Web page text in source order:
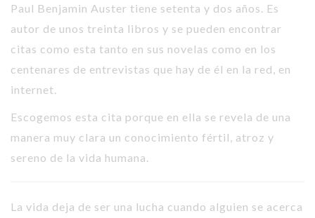
Paul Benjamin Auster tiene setenta y dos años. Es
autor de unos treinta libros y se pueden encontrar
citas como esta tanto en sus novelas como en los
centenares de entrevistas que hay de él en la red, en
internet.
Escogemos esta cita porque en ella se revela de una
manera muy clara un conocimiento fértil, atroz y
sereno de la vida humana.
La vida deja de ser una lucha cuando alguien se acerca